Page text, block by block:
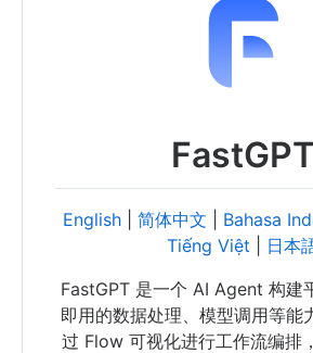
FastGPT
English 简体中文 Bahasa
Tiếng Việt
日本
FastGPT 是一个 AI Agent 构建
即用的数据处理、模型调用等能
过 Flow 可视化进行工作流编排